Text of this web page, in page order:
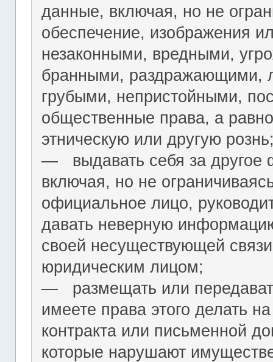
данные, включая, но не
обеспечение, изображения
незаконными, вредными,
бранными, раздражающими,
грубыми, непристойными,
общественные права, а
этническую или другую
― выдавать себя за другое
включая, но не
официальное лицо,
давать неверную
своей несуществующей
юридическим лицом;
― размещать или
имеете права этого делать
контракта или письменной
которые нарушают